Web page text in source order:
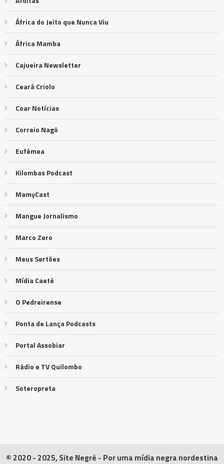
África do Jeito que Nunca Viu
África Mamba
Cajueira Newsletter
Ceará Criolo
Coar Notícias
Correio Nagô
Eufêmea
Kilombas Podcast
MamyCast
Mangue Jornalismo
Marco Zero
Meus Sertões
Mídia Caeté
O Pedreirense
Ponta de Lança Podcasts
Portal Assobiar
Rádio e TV Quilombo
Soteropreta
© 2020 - 2025, Site Negrê - Por uma mídia negra nordestina